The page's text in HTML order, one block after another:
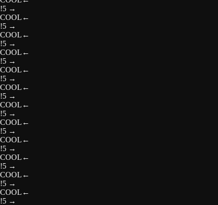
!5 →
COOL ←
!5 →
COOL ←
!5 →
COOL ←
!5 →
COOL ←
!5 →
COOL ←
!5 →
COOL ←
!5 →
COOL ←
!5 →
COOL ←
!5 →
COOL ←
!5 →
COOL ←
!5 →
COOL ←
!5 →